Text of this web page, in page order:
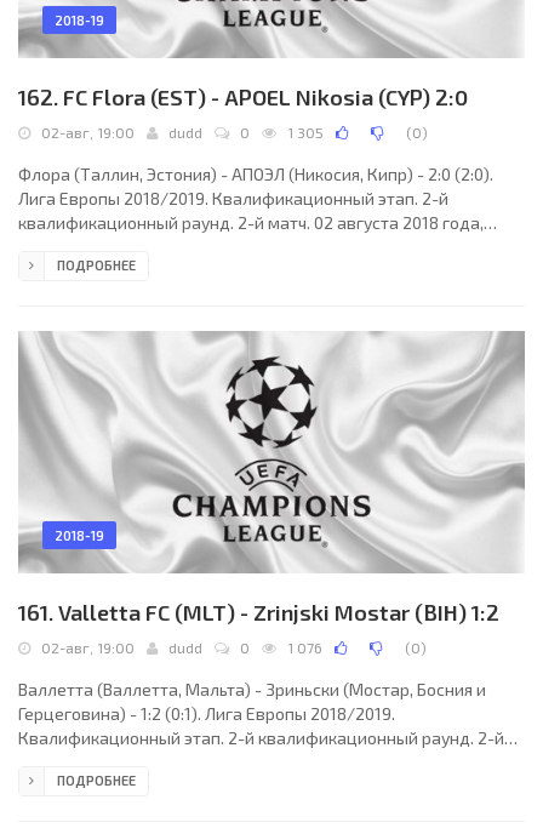
2018-19
162. FC Flora (EST) - APOEL Nikosia (CYP) 2:0
02-авг, 19:00 dudd 0 1 305 (0)
Флора (Таллин, Эстония) - АПОЭЛ (Никосия, Кипр) - 2:0 (2:0).
Лига Европы 2018/2019. Квалификационный этап. 2-й
квалификационный раунд. 2-й матч. 02 августа 2018 года,
Лиллекюла. 801 зритель (8 % при вместимости 9692). Главный
Ваттеллье (Франция). Флора Таллин: 73. Маит Тоом; 19. Герт
Камс (к), 21. Мадис Вихманн, 24.
ПОДРОБНЕЕ
2018-19
161. Valletta FC (MLT) - Zrinjski Mostar (BIH) 1:2
02-авг, 19:00 dudd 0 1 076 (0)
Валлетта (Валлетта, Мальта) - Зриньски (Мостар, Босния и
Герцеговина) - 1:2 (0:1). Лига Европы 2018/2019.
Квалификационный этап. 2-й квалификационный раунд. 2-й
Мальта. Солнечно. +33°C. Стадион Сентенари. 1310 зрителей
ПОДРОБНЕЕ